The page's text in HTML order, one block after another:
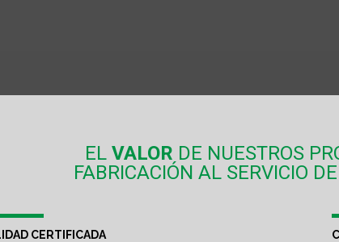
ELVALOR DE NUESTROS
FABRICACIÓN AL SERVICIO
CERTIFICADA